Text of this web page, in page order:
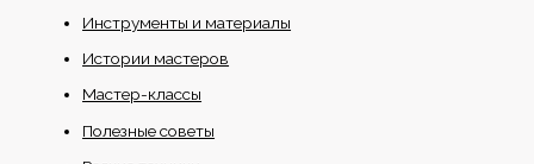
Инструменты и материалы
Истории мастеров
Мастер-классы
Полезные советы